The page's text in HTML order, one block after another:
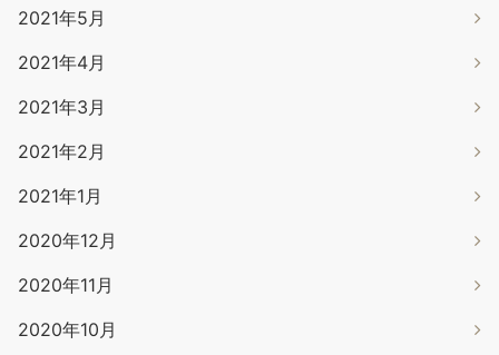
2021年5月
2021年4月
2021年3月
2021年2月
2021年1月
2020年12月
2020年11月
2020年10月